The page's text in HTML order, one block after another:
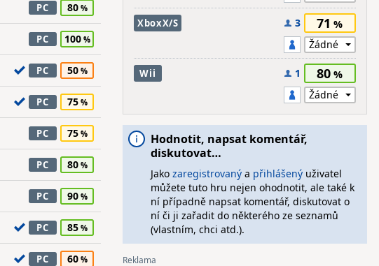
PC 80
PC 100
PC 50
PC 75
PC 75
PC 80
PC 90
PC 85
PC 60
XboxX/S 3 71
Wii 1 80
Hodnotit, napsat komentář,
diskutovat…
Jako zaregistrovanýa přihlášenýuživatel
můžete tuto hru nejen ohodnotit, ale také k
ní případně napsat komentář, diskutovat o
ní či ji zařadit do některého ze seznamů
(vlastním, chci atd.).